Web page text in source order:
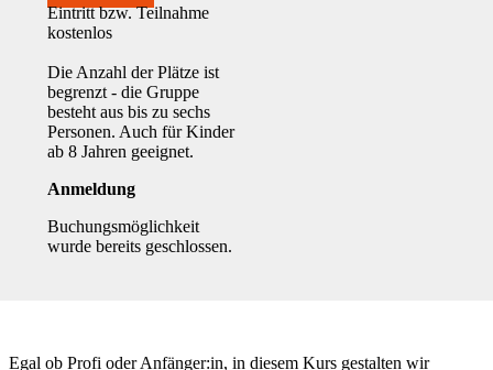
Eintritt bzw. Teilnahme
kostenlos
Die Anzahl der Plätze ist
begrenzt - die Gruppe
besteht aus bis zu sechs
Personen. Auch für Kinder
ab 8 Jahren geeignet.
Anmeldung
Buchungsmöglichkeit
wurde bereits geschlossen.
Egal ob Profi oder Anfänger:in, in diesem Kurs gestalten wir